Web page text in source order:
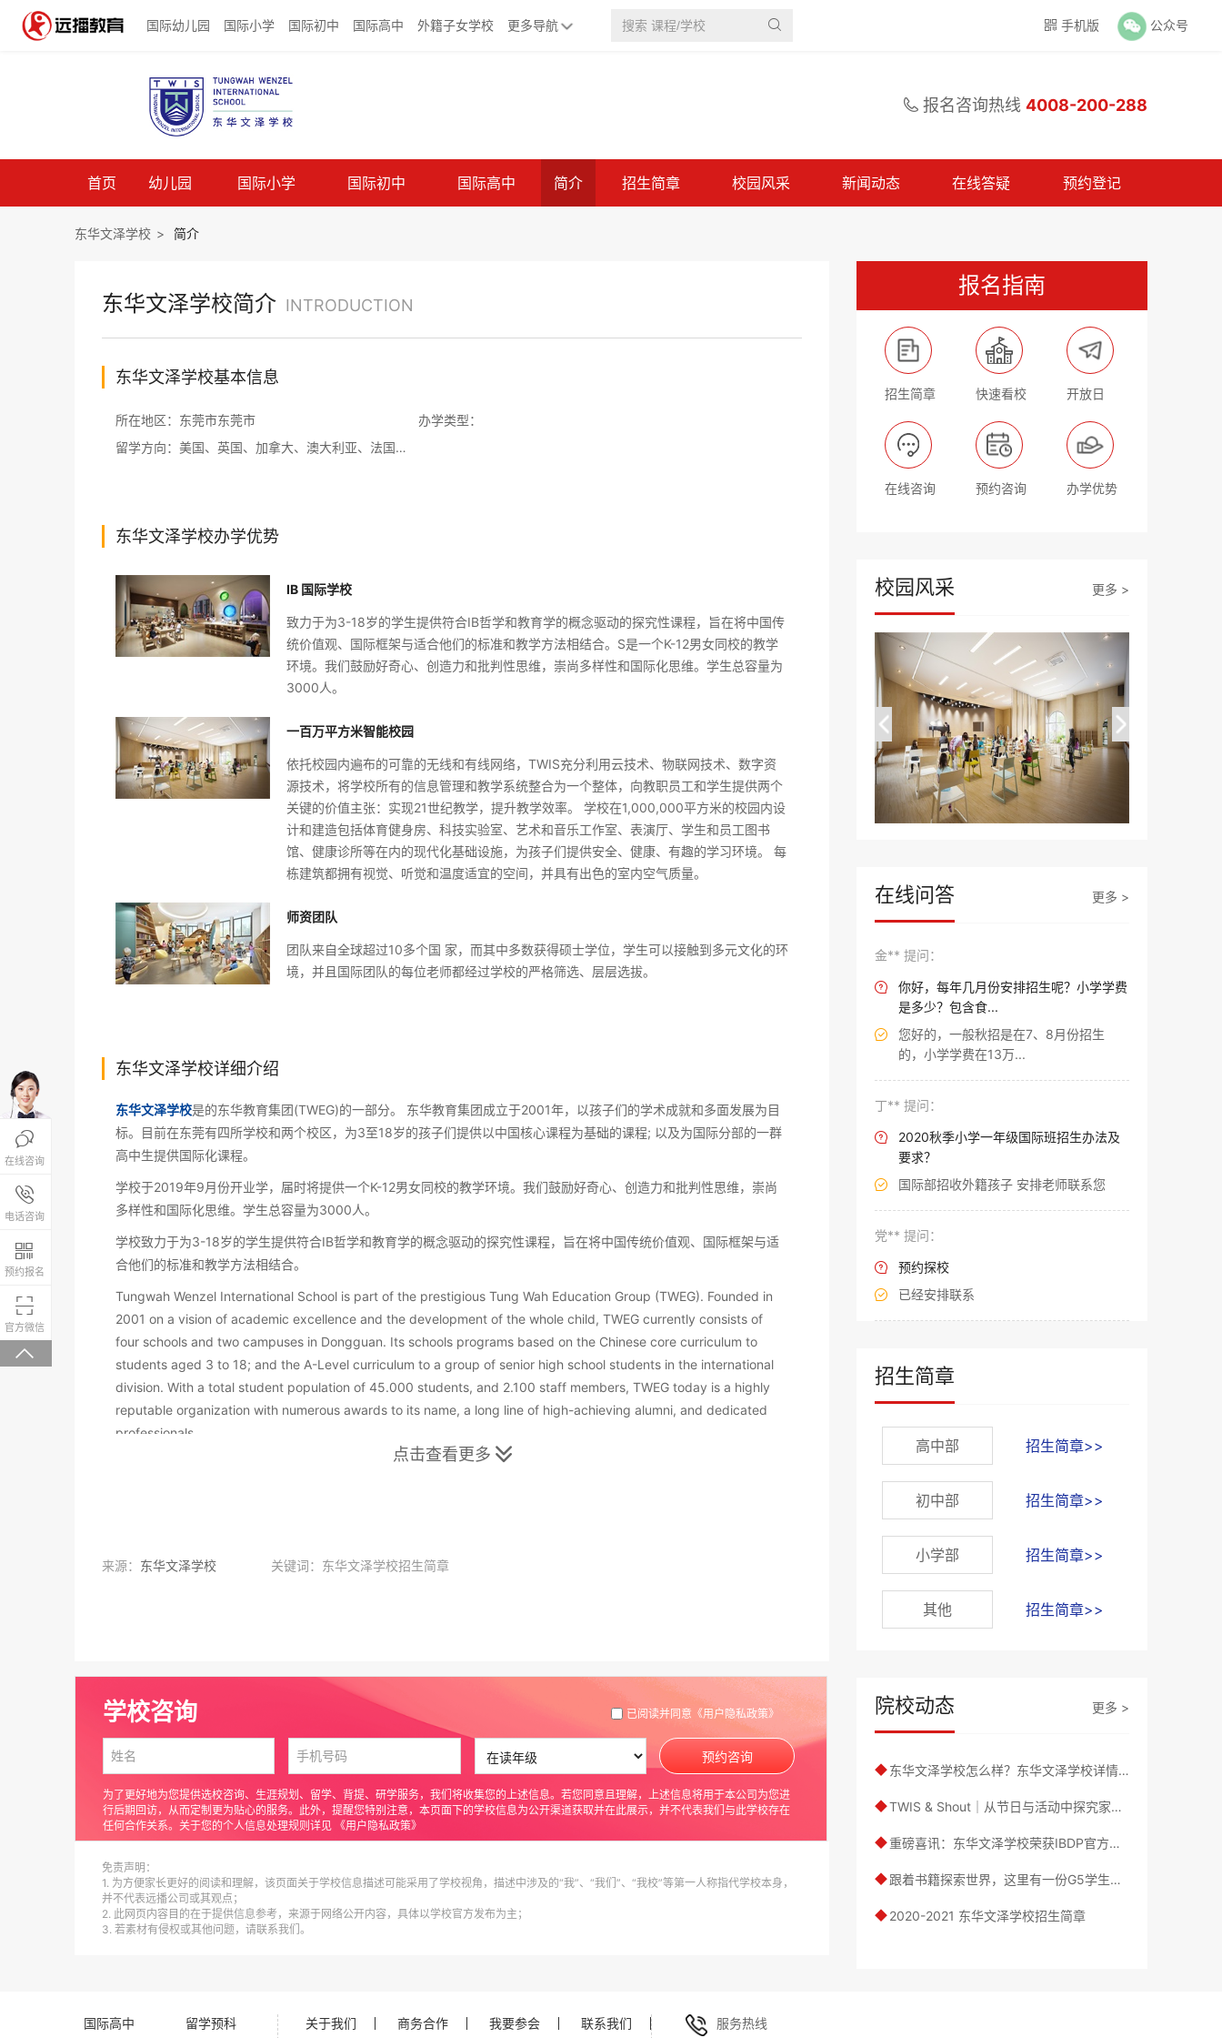
国际幼儿园 国际小学 国际初中 国际高中 外籍子女学校 更多导航   手机版 公众号
 报名咨询热线 4008-200-288
首页 幼儿园 国际小学 国际初中 国际高中 简介 招生简章 校园风采 新闻动态 在线答疑 预约登记
东华文泽学校 > 简介
东华文泽学校简介 INTRODUCTION
东华文泽学校基本信息
所在地区： 东莞市东莞市
办学类型：
留学方向：
美国、英国、加拿大、澳大利亚、法国、德国、意大利、新加坡、中国港澳、新西兰、马来西亚
东华文泽学校办学优势
IB 国际学校
致力于为3-18岁的学生提供符合IB哲学和教育学的概念驱动的探究性课程，旨在将中国传
统价值观、国际框架与适合他们的标准和教学方法相结合。S是一个K-12男女同校的教学
环境。我们鼓励好奇心、创造力和批判性思维，崇尚多样性和国际化思维。学生总容量为
3000人。
一百万平方米智能校园
依托校园内遍布的可靠的无线和有线网络，TWIS充分利用云技术、物联网技术、数字资
源技术，将学校所有的信息管理和教学系统整合为一个整体，向教职员工和学生提供两个
关键的价值主张：实现21世纪教学，提升教学效率。 学校在1,000,000平方米的校园内设
计和建造包括体育健身房、科技实验室、艺术和音乐工作室、表演厅、学生和员工图书
馆、健康诊所等在内的现代化基础设施，为孩子们提供安全、健康、有趣的学习环境。 每
栋建筑都拥有视觉、听觉和温度适宜的空间，并具有出色的室内空气质量。
师资团队
团队来自全球超过10多个国 家，而其中多数获得硕士学位，学生可以接触到多元文化的环
境，并且国际团队的每位老师都经过学校的严格筛选、层层选拔。
东华文泽学校详细介绍
东华文泽学校是的东华教育集团(TWEG)的一部分。 东华教育集团成立于2001年，以孩子们的学术成就和多面发展为目
标。目前在东莞有四所学校和两个校区，为3至18岁的孩子们提供以中国核心课程为基础的课程; 以及为国际分部的一群
高中生提供国际化课程。
学校于2019年9月份开业学，届时将提供一个K-12男女同校的教学环境。我们鼓励好奇心、创造力和批判性思维，崇尚
多样性和国际化思维。学生总容量为3000人。
学校致力于为3-18岁的学生提供符合IB哲学和教育学的概念驱动的探究性课程，旨在将中国传统价值观、国际框架与适
合他们的标准和教学方法相结合。
Tungwah Wenzel International School is part of the prestigious Tung Wah Education Group (TWEG). Founded in
2001 on a vision of academic excellence and the development of the whole child, TWEG currently consists of
four schools and two campuses in Dongguan. Its schools programs based on the Chinese core curriculum to
students aged 3 to 18; and the A-Level curriculum to a group of senior high school students in the international
division. With a total student population of 45.000 students, and 2.100 staff members, TWEG today is a highly
reputable organization with numerous awards to its name, a long line of high-achieving alumni, and dedicated
professionals.
Opening in September 2019. TWIS will provide a K-12 co-educational teaching and learning environment that
pedagogy, TWIS intends to integrate traditional Chinese values with international frameworks, standards and
点击查看更多 
来源： 东华文泽学校 关键词：东华文泽学校招生简章
学校咨询 已阅读并同意 《用户隐私政策》
为了更好地为您提供选校咨询、生涯规划、留学、背提、研学服务，我们将收集您的上述信息。若您同意且理解，上述信息将用于本公司为您进
行后期回访，从而定制更为贴心的服务。此外，提醒您特别注意，本页面下的学校信息为公开渠道获取并在此展示，并不代表我们与此学校存在
任何合作关系。关于您的个人信息处理规则详见 《用户隐私政策》
预约咨询
免责声明：
1. 为方便家长更好的阅读和理解，该页面关于学校信息描述可能采用了学校视角，描述中涉及的“我”、“我们”、“我校”等第一人称指代学校本身，
并不代表远播公司或其观点；
2. 此网页内容目的在于提供信息参考，来源于网络公开内容，具体以学校官方发布为主；
3. 若素材有侵权或其他问题，请联系我们。
报名指南
招生简章 快速看校 开放日
在线咨询 预约咨询 办学优势
校园风采 更多 >
在线问答 更多 >
金** 提问：

你好，每年几月份安排招生呢？小学学费
是多少？包含食...

您好的，一般秋招是在7、8月份招生
的，小学学费在13万...
丁** 提问：

2020秋季小学一年级国际班招生办法及
要求？
 国际部招收外籍孩子 安排老师联系您
党** 提问：
 预约探校
 已经安排联系
招生简章
高中部 招生简章>>
初中部 招生简章>>
小学部 招生简章>>
其他 招生简章>>
院校动态 更多 >
◆ 东华文泽学校怎么样？东华文泽学校详情介绍
◆ TWIS & Shout｜从节日与活动中探究家庭、设计、动物和多元文化
◆ 重磅喜讯：东华文泽学校荣获IBDP官方授权！TWIS is Authorized for the DP Programme!
◆ 跟着书籍探索世界，这里有一份G5学生给PYP的书单
◆ 2020-2021 东华文泽学校招生简章
国际高中 留学预科 关于我们 商务合作 我要参会 联系我们 服务热线

在线咨询

电话咨询
报名咨询热线
4008-200-288

预约报名

官方微信 微信关注，回复“学校大礼包”有惊喜
